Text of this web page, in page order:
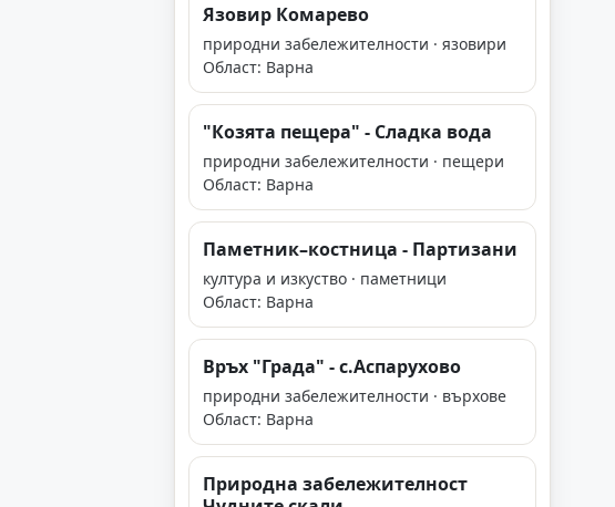
Язовир Комарево
природни забележителности · язовири
Област: Варна
"Козята пещера" - Сладка вода
природни забележителности · пещери
Област: Варна
Паметник–костница - Партизани
култура и изкуство · паметници
Област: Варна
Връх "Града" - с.Аспарухово
природни забележителности · върхове
Област: Варна
Природна забележителност